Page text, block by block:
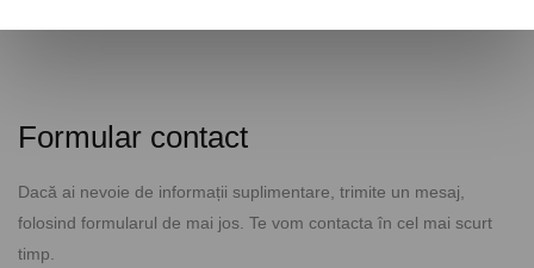
Formular contact
Dacă ai nevoie de informații suplimentare, trimite un mesaj,
folosind formularul de mai jos. Te vom contacta în cel mai scurt
timp.